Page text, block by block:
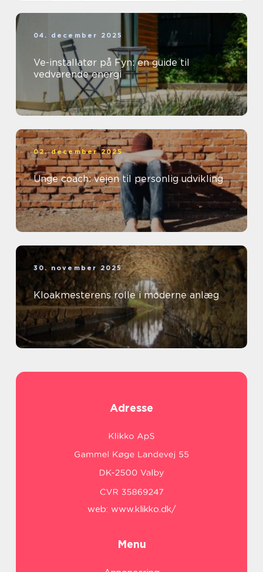
04. december 2025
Ve-installatør på Fyn: en guide til
vedvarende energi
02. december 2025
Unge coach: vejen til personlig udvikling
30. november 2025
Kloakmesterens rolle i moderne anlæg
Adresse
web: www.klikko.dk/
Menu